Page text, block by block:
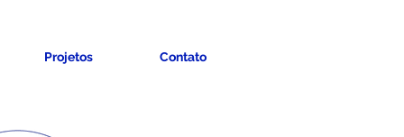
Projetos Contato